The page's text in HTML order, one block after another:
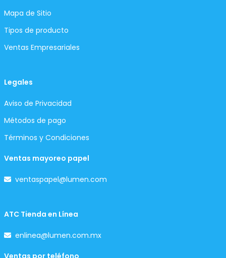
Mapa de Sitio
Tipos de producto
Ventas Empresariales
Legales
Aviso de Privacidad
Métodos de pago
Términos y Condiciones
Ventas mayoreo papel
ventaspapel@lumen.com
ATC Tienda en Línea
enlinea@lumen.com.mx
Ventas por teléfono